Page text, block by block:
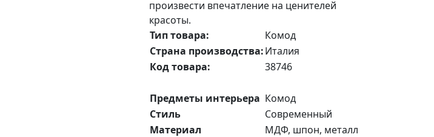
произвести впечатление на ценителей
красоты.
Тип товара:
Комод
Страна производства:Италия
Код товара:
38746
Предметы интерьера Комод
Стиль
Современный
Материал
МДФ, шпон, металл